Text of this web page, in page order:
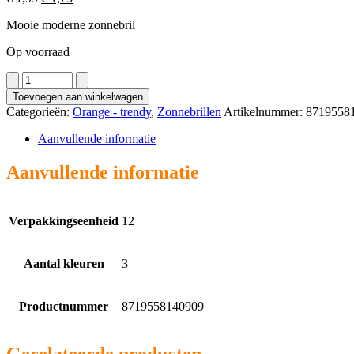
was:
is:
Mooie moderne zonnebril
Op voorraad
2550
aantal
Toevoegen aan winkelwagen
Categorieën: Orange - trendy, Zonnebrillen Artikelnummer:
Aanvullende informatie
Aanvullende informatie
Verpakkingseenheid 12
Aantal kleuren 3
Productnummer 8719558140909